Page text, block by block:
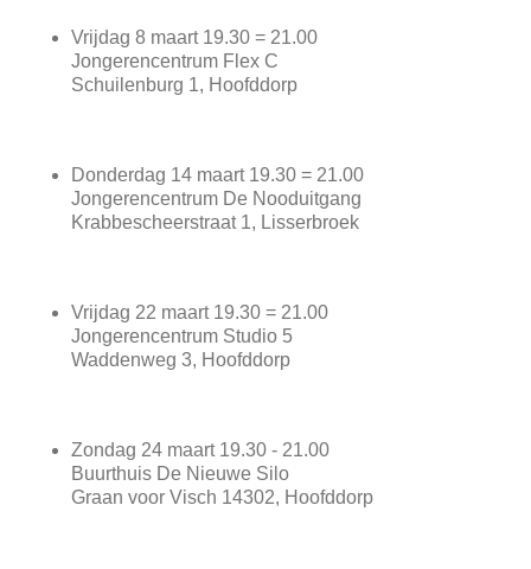
Vrijdag 8 maart 19.30 = 21.00
Jongerencentrum Flex C
Schuilenburg 1, Hoofddorp
Donderdag 14 maart 19.30 = 21.00
Jongerencentrum De Nooduitgang
Krabbescheerstraat 1, Lisserbroek
Vrijdag 22 maart 19.30 = 21.00
Jongerencentrum Studio 5
Waddenweg 3, Hoofddorp
Zondag 24 maart 19.30 - 21.00
Buurthuis De Nieuwe Silo
Graan voor Visch 14302, Hoofddorp